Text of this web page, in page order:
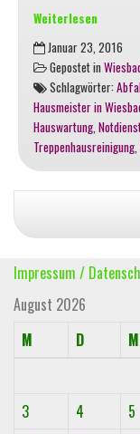
Weiterlesen
Winterdienst
Hausmeisterservice
Wiesbaden
–
Eisregen
und
Glätte
in
Wiesbaden
Januar 23, 2016
Gepostet in
Schlagwörter:
Hausmeister in
Hauswartung
Treppenhausreinigung
Impressum /
August 2026
M
D M
3
4 5